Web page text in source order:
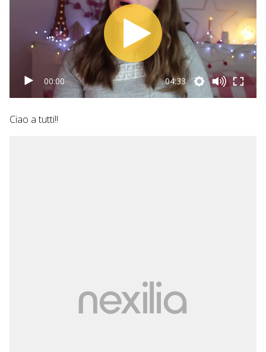
00:00 04:33
Ciao a tutti!!